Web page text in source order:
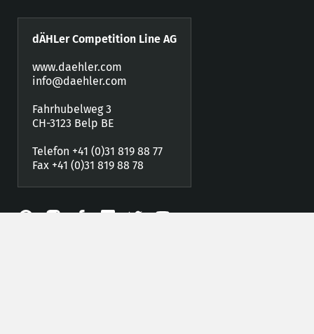
dÄHLer Competition Line AG
www.daehler.com
info@daehler.com
Fahrhubelweg 3
CH-3123 Belp BE
Telefon +41 (0)31 819 88 77
Fax +41 (0)31 819 88 78